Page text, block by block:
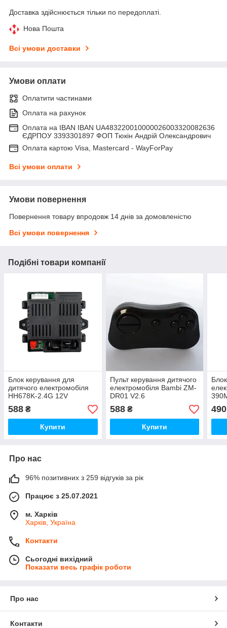
Доставка здійснюється тільки по передоплаті.
Нова Пошта
Всі умови доставки
Умови оплати
Оплатити частинами
Оплата на рахунок
Оплата на IBAN IBAN UA483220010000026003320082636
ЄДРПОУ 3393301897 ФОП Тюкін Андрій Олександрович
Оплата картою Visa, Mastercard - WayForPay
Всі умови оплати
Умови повернення
Повернення товару впродовж 14 днів за домовленістю
Всі умови повернення
Подібні товари компанії
Блок керування для
дитячого електромобіля
HH678K-2.4G 12V
588 ₴
Купити
Пульт керування дитячого
електромобіля Bambi ZM-
DR01 V2.6
588₴
Купити
490
Про нас
96% позитивних з 259 відгуків за рік
Працює з 25.07.2021
м. Харків
Харків, Україна
Контакти
Сьогодні вихідний
Показати весь графік роботи
Про нас
Контакти